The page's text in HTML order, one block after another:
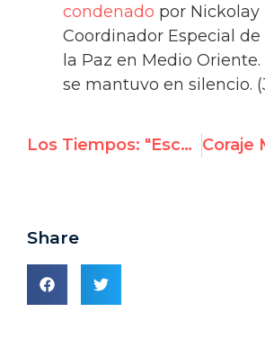
condenado por Nickolay
Coordinador Especial de
la Paz en Medio
se mantuvo en silencio.
Los Tiempos: "Escandaloso Silencio sobre Venezuela"
Share